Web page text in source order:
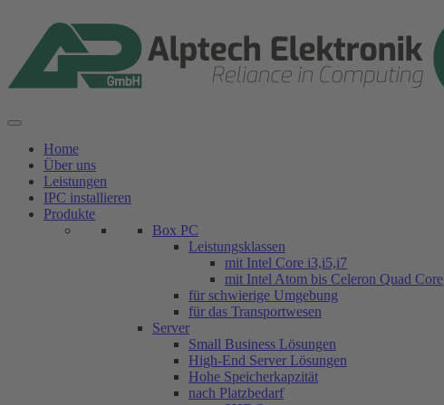
springen
Home
Über uns
Leistungen
IPC installieren
Produkte
Box PC
Leistungsklassen
mit Intel Core i3,i5,i7
mit Intel Atom bis Celeron Quad Core
für schwierige Umgebung
für das Transportwesen
Server
Small Business Lösungen
High-End Server Lösungen
Hohe Speicherkapzität
nach Platzbedarf